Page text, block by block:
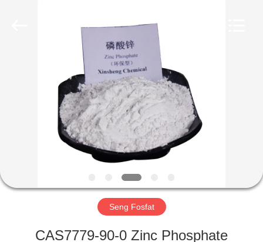
PRODUK
TENTANG
KAMI
Seng Fosfat
CAS7779-90-0 Zinc Phosphate